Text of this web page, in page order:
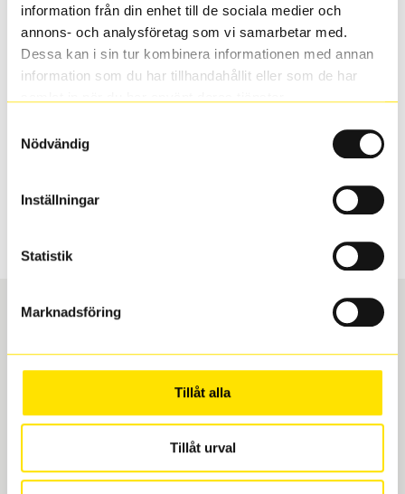
information från din enhet till de sociala medier och
annons- och analysföretag som vi samarbetar med.
Dessa kan i sin tur kombinera informationen med annan
information som du har tillhandahållit eller som de har
Nödvändig
Inställningar
Statistik
Marknadsföring
Tillåt alla
Tillåt urval
Ange registreringsnummer för att se om det däck du
valt passar din bilmodell. Om du köper däck som skall
sättas på dina befintliga fälgar, se till att kolla en extra
inte vara samma dimension som bilen hade ut från
Boka och hämta hos Däckspecialen
När du beställer dina nya däck eller fälgar hos oss
levereras de direkt till någon av våra däckverkstäder i
Göteborg. Välj mellan Hisingen (Bäckebol) eller
Mölndal. I beställningen anger du datum och tid för